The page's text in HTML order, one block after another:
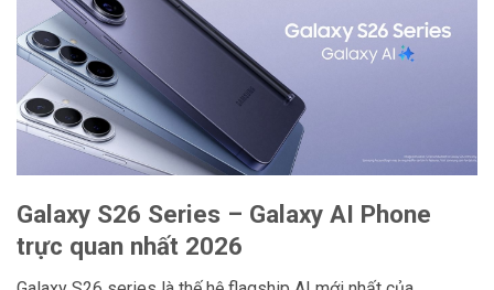
Galaxy S26 Series – Galaxy AI Phone
trực quan nhất 2026